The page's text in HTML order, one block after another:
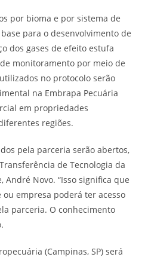
por bioma e por sistema de
para o desenvolvimento de
dos gases de efeito estufa
monitoramento por meio de
no protocolo serão
na Embrapa Pecuária
em propriedades
regiões.
pela parceria serão abertos,
de Tecnologia da
André Novo. “Isso significa que
empresa poderá ter acesso
parceria. O conhecimento
(Campinas, SP) será